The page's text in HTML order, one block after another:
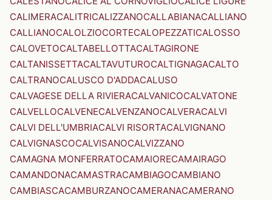
CALIMERACALITRICALIZZANOCALLABIANACALLIANO
CALLIANOCALOLZIOCORTECALOPEZZATICALOSSO
CALOVETOCALTABELLOTTACALTAGIRONE
CALTANISSETTACALTAVUTUROCALTIGNAGACALTO
CALTRANOCALUSCO D'ADDACALUSO
CALVAGESE DELLA RIVIERACALVANICOCALVATONE
CALVELLOCALVENECALVENZANOCALVERACALVI
CALVI DELL'UMBRIACALVI RISORTACALVIGNANO
CALVIGNASCOCALVISANOCALVIZZANO
CAMAGNA MONFERRATOCAMAIORECAMAIRAGO
CAMANDONACAMASTRACAMBIAGOCAMBIANO
CAMBIASCACAMBURZANOCAMERANACAMERANO